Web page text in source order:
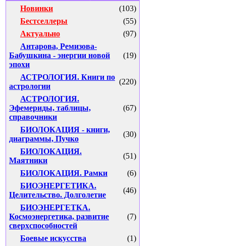
Новинки
(103)
Бестселлеры
(55)
Актуально
(97)
Антарова, Ремизова-
Бабушкина - энергии новой
эпохи
(19)
АСТРОЛОГИЯ. Книги по
астрологии
(220)
АСТРОЛОГИЯ.
Эфемериды, таблицы,
справочники
(67)
БИОЛОКАЦИЯ - книги,
диаграммы, Пучко
(30)
БИОЛОКАЦИЯ.
Маятники
(51)
БИОЛОКАЦИЯ. Рамки
(6)
БИОЭНЕРГЕТИКА.
Целительство. Долголетие
(46)
БИОЭНЕРГЕТКА.
Космоэнергетика, развитие
сверхспособностей
(7)
Боевые искусства
(1)